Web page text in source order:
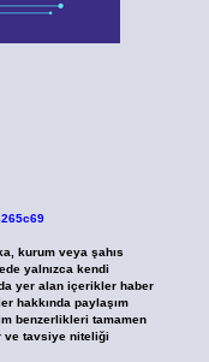
kurum veya şahıs
yalnızca kendi
yer alan içerikler haber
hakkında paylaşım
benzerlikleri tamamen
ve tavsiye niteliği